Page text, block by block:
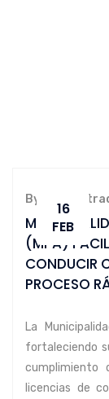
16
FEB
By
(MPA)
CONDUCIR
PROCESO
La
fortaleciendo
cumplimiento
licencias de